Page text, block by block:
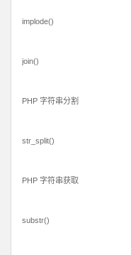
implode()
join()
PHP 字符串分割
str_split()
PHP 字符串获取
substr()